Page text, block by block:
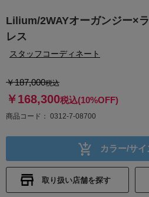
Lilium/2WAYオーガンジー×
レス
スタッフコーディネート
￥187,000税込
￥168,300税込(10%OFF)
商品コード 0312-7-08700
カラー/サ
取り扱い店舗を探す